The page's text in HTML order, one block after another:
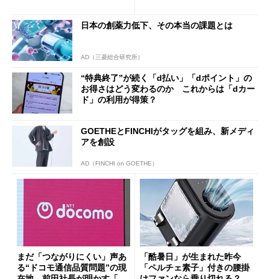
日本の創薬力低下、その本当の課題とは
AD（三菱総合研究所）
“特典終了”が続く「d払い」「dポイント」の
お得さはどう変わるのか これからは「dカー
ド」の利用が得策？
GOETHEとFINCHIがタッグを組み、新メディ
アを創設
AD（FINCHI on GOETHE）
まだ「つながりにくい」声あ
る“ドコモ通信品質問題”の現
「酷暑日」が生まれた昨今
「ペルチェ素子」付きの腰掛